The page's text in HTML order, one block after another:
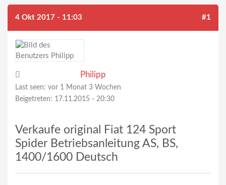
4 Okt 2017 - 11:03 #1
Philipp
Last seen: vor 1 Monat 3 Wochen
Beigetreten: 17.11.2015 - 20:30
Verkaufe original Fiat 124 Sport
Spider Betriebsanleitung AS, BS,
1400/1600 Deutsch